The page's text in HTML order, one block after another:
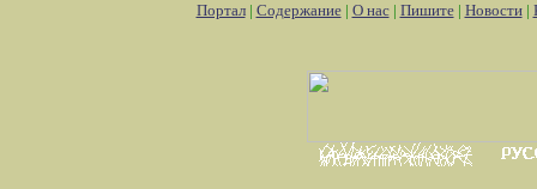
Портал| Содержание| О нас| Пишите| Новости|